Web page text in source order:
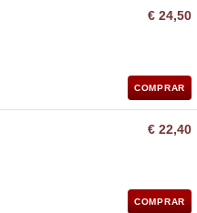
€ 24,50
COMPRAR
€ 22,40
COMPRAR